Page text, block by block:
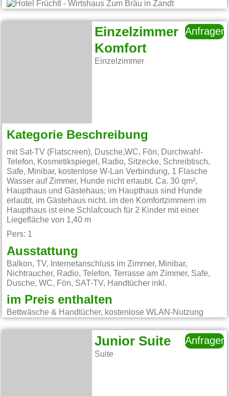
Einzelzimmer
Komfort
Einzelzimmer
Anfragen
Kategorie Beschreibung
mit Sat-TV (Flatscreen), Dusche,WC, Fön, Durchwahl-
Telefon, Kosmetikspiegel, Radio, Sitzecke, Schreibtisch,
Safe, Minibar, kostenlose W-Lan Verbindung, 1 Flasche
Wasser auf Zimmer, Hunde nicht erlaubt. Ca. 30 qm²,
Haupthaus und Gästehaus; im Haupthaus sind Hunde
erlaubt, im Gästehaus nicht. im den Komfortzimmern im
Haupthaus ist eine Schlafcouch für 2 Kinder mit einer
Liegefläche von 1,40 m
Pers: 1
Ausstattung
Balkon, TV, Internetanschluss im Zimmer, Minibar,
Nichtraucher, Radio, Telefon, Terrasse am Zimmer, Safe,
Dusche, WC, Fön, SAT-TV, Handtücher inkl.
im Preis enthalten
Bettwäsche & Handtücher, kostenlose WLAN-Nutzung
Junior Suite
Suite
Anfragen